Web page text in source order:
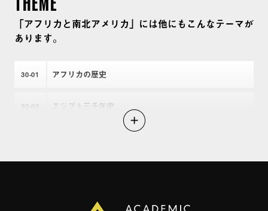
という論理 : アメリカはなぜテロとの戦いで苦戦する
のか 平和の地政学 : アメリカ世界戦略の原点 「イ
スラーム国」の脅威とイラク China 2049 : 秘密裏に遂
明の衝突」をこえて 世界の多様性 : 家族構造と近代
地政学の逆襲 : 「影のCIA」が予測する覇権の世界地
図 マッキンダーの地政学 : デモクラシーの理想と現
ゆく世界 幻想の平和 : 1940年から現在までのアメリ
「アフリカと南北アメリカ」には他にもこんなテーマが
あります。
30 01 アフリカの歴史
30 02 エジプト三千年史
アメリカの建国